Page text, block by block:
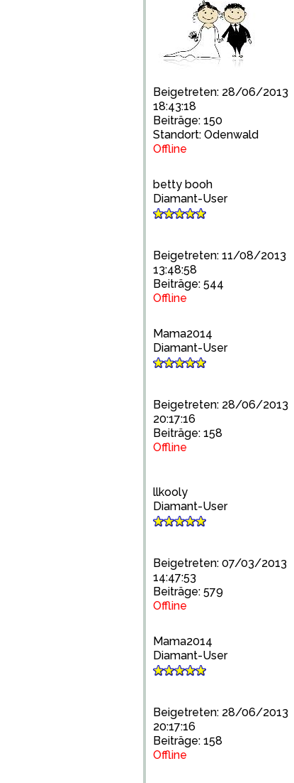
Beigetreten: 28/06/2013
18:43:18
Beiträge: 150
Standort: Odenwald
Offline
betty booh
Diamant-User
Beigetreten: 11/08/2013
13:48:58
Beiträge: 544
Offline
Mama2014
Diamant-User
Beigetreten: 28/06/2013
20:17:16
Beiträge: 158
Offline
llkooly
Diamant-User
Beigetreten: 07/03/2013
14:47:53
Beiträge: 579
Offline
Mama2014
Diamant-User
Beigetreten: 28/06/2013
20:17:16
Beiträge: 158
Offline